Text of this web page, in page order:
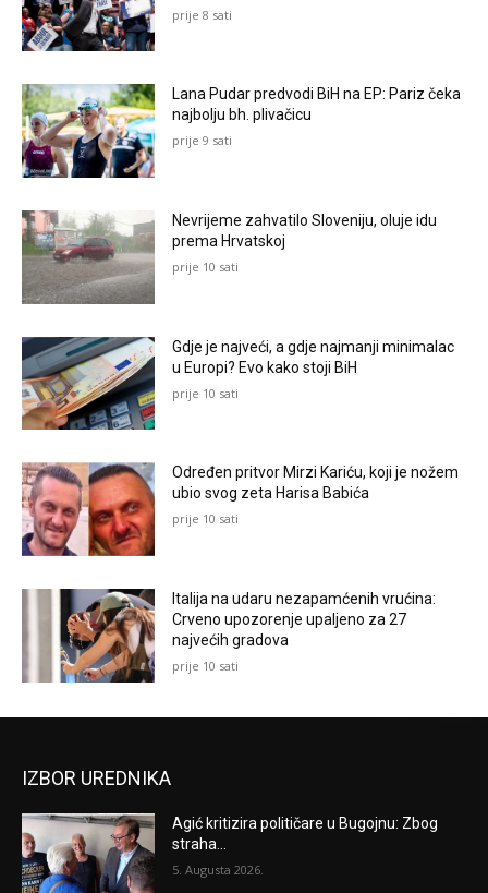
prije 8 sati
Lana Pudar predvodi BiH na EP: Pariz čeka
najbolju bh. plivačicu
prije 9 sati
Nevrijeme zahvatilo Sloveniju, oluje idu
prema Hrvatskoj
prije 10 sati
Gdje je najveći, a gdje najmanji minimalac
u Europi? Evo kako stoji BiH
prije 10 sati
Određen pritvor Mirzi Kariću, koji je nožem
ubio svog zeta Harisa Babića
prije 10 sati
Italija na udaru nezapamćenih vrućina:
Crveno upozorenje upaljeno za 27
najvećih gradova
prije 10 sati
IZBOR UREDNIKA
Agić kritizira političare u Bugojnu: Zbog
straha...
5. Augusta 2026.